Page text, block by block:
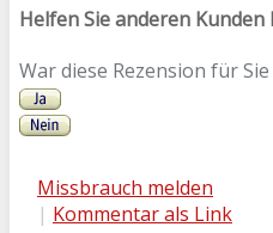
Helfen Sie anderen
War diese Rezension für
Missbrauch melden
| Kommentar als Link